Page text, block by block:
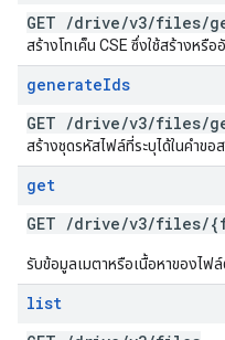
GET /drive/v3/files/
สร้างโทเค็น CSE ซึ่งใช้สร้างหรือ
generateIds
GET /drive/v3/files/
สร้างชุดรหัสไฟล์ที่ระบุได้ในคำขอ
get
GET /drive/v3/files/
รับข้อมูลเมตาหรือเนื้อหาของไฟ
list